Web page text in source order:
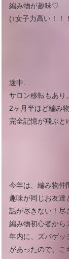
編み物が趣味♡
(↑女子力高い！！
途中…
サロン移転もあり。
2ヶ月半ほど編み
完全記憶が飛ぶと
今年は、編み物
趣味が同じお友達
話が尽きない！尽
編み物初心者から
年内に、ズパゲッ
があったので、こ